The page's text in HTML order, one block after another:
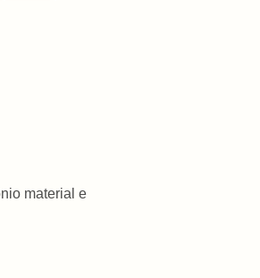
material e